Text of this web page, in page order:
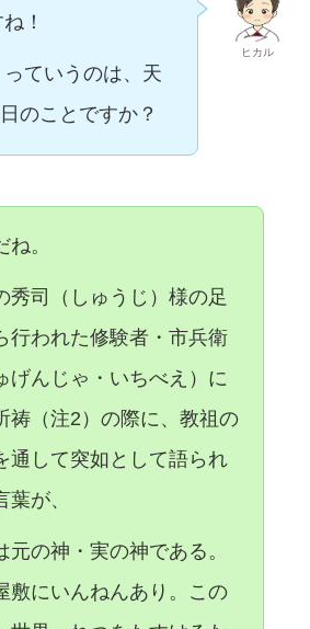
ヒカル
！
っていうのは、天
のことですか？
ね。
秀司（しゅうじ）様の足
行われた修験者・市兵衛
げんじゃ・いちべえ）に
祷（注2）の際に、教祖の
通して突如として語られ
葉が、
元の神・実の神である。
敷にいんねんあり。この